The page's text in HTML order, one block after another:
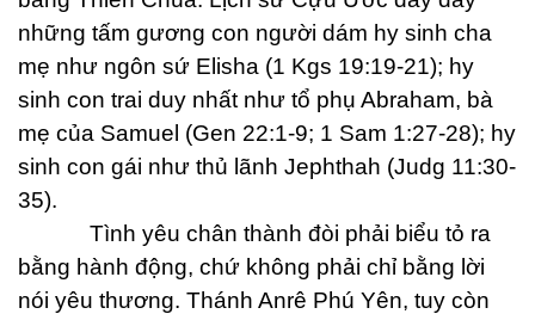
những tấm gương con người dám hy sinh cha
mẹ như ngôn sứ Elisha (1 Kgs 19:19-21); hy
sinh con trai duy nhất như tổ phụ Abraham, bà
mẹ của Samuel (Gen 22:1-9; 1 Sam 1:27-28); hy
sinh con gái như thủ lãnh Jephthah (Judg 11:30-
35).
Tình yêu chân thành đòi phải biểu tỏ ra
bằng hành động, chứ không phải chỉ bằng lời
nói yêu thương. Thánh Anrê Phú Yên, tuy còn